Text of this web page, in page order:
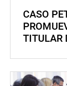
CASO
TITULAR